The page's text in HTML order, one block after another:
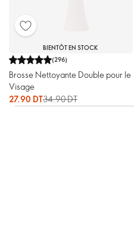
BIENTÔT EN STOCK
(296)
Brosse Nettoyante Double pour le
Visage
27.90 DT34.90 DT